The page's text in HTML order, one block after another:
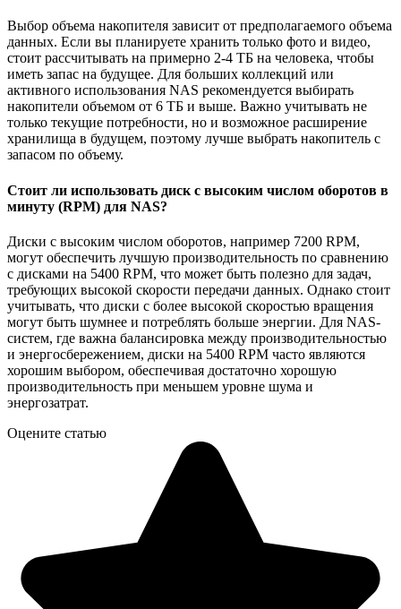
Выбор объема накопителя зависит от предполагаемого объема
данных. Если вы планируете хранить только фото и видео,
стоит рассчитывать на примерно 2-4 ТБ на человека, чтобы
иметь запас на будущее. Для больших коллекций или
активного использования NAS рекомендуется выбирать
накопители объемом от 6 ТБ и выше. Важно учитывать не
только текущие потребности, но и возможное расширение
хранилища в будущем, поэтому лучше выбрать накопитель с
запасом по объему.
Стоит ли использовать диск с высоким числом оборотов в
минуту (RPM) для NAS?
Диски с высоким числом оборотов, например 7200 RPM,
могут обеспечить лучшую производительность по сравнению
с дисками на 5400 RPM, что может быть полезно для задач,
требующих высокой скорости передачи данных. Однако стоит
учитывать, что диски с более высокой скоростью вращения
могут быть шумнее и потреблять больше энергии. Для NAS-
систем, где важна балансировка между производительностью
и энергосбережением, диски на 5400 RPM часто являются
хорошим выбором, обеспечивая достаточно хорошую
производительность при меньшем уровне шума и
энергозатрат.
Оцените статью